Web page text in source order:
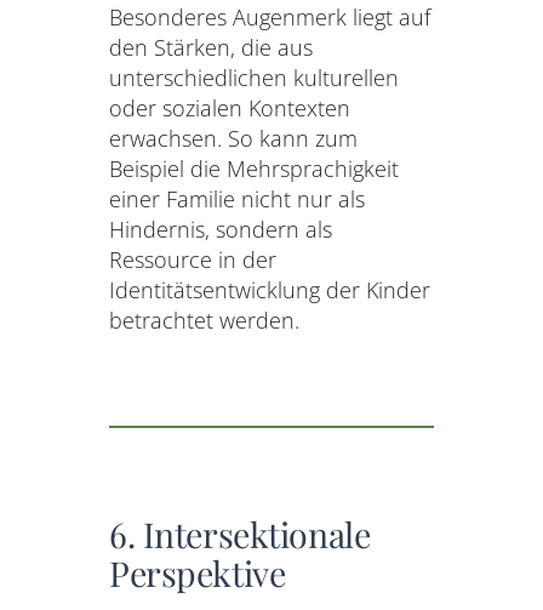
Besonderes Augenmerk liegt auf
den Stärken, die aus
unterschiedlichen kulturellen
oder sozialen Kontexten
erwachsen. So kann zum
Beispiel die Mehrsprachigkeit
einer Familie nicht nur als
Hindernis, sondern als
Ressource in der
Identitätsentwicklung der Kinder
betrachtet werden.
6. Intersektionale
Perspektive